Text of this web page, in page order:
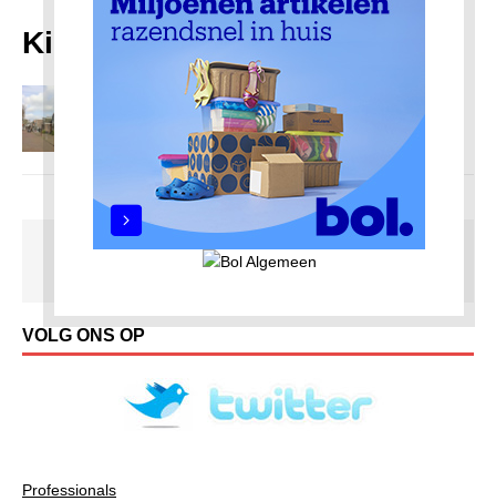
Kinselmeer
Fietstocht naar mijn verleden deel 1
13 juni 2022 Redactie AmsterdamNoord com
VOLG ONS OP
Professionals